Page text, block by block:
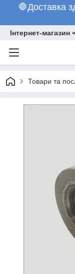
🛑Доставка
Інтернет-
Товари та